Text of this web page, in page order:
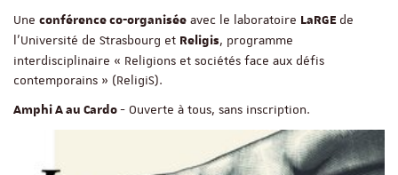
Une conférence co-organisée avec le laboratoire LaRGE de
l'Université de Strasbourg et Religis, programme
interdisciplinaire « Religions et sociétés face aux défis
contemporains » (ReligiS).
Amphi A au Cardo- Ouverte à tous, sans inscription.